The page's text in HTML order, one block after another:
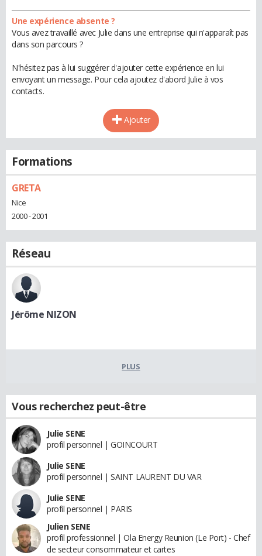
Une expérience absente ?
Vous avez travaillé avec Julie dans une entreprise qui n'apparaît pas
dans son parcours ?
N'hésitez pas à lui suggérer d'ajouter cette expérience en lui
envoyant un message. Pour cela ajoutez d'abord Julie à vos
contacts.
Ajouter
Formations
GRETA
Nice
2000 - 2001
Réseau
Jérôme NIZON
PLUS
Vous recherchez peut-être
Julie SENE
profil personnel | GOINCOURT
Julie SENE
profil personnel | SAINT LAURENT DU VAR
Julie SENE
profil personnel | PARIS
Julien SENE
profil professionnel | Ola Energy Reunion (Le Port) - Chef
de secteur consommateur et cartes